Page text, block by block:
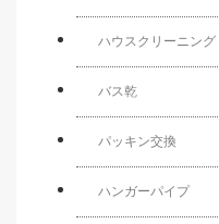
ハウスクリーニング
バス乾
パッキン交換
ハンガーパイプ